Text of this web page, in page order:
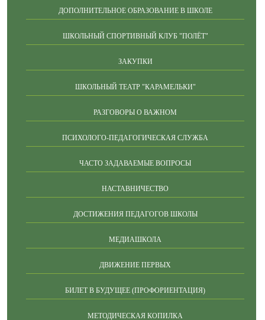
ДОПОЛНИТЕЛЬНОЕ ОБРАЗОВАНИЕ В ШКОЛЕ
ШКОЛЬНЫЙ СПОРТИВНЫЙ КЛУБ "ПОЛЁТ"
ЗАКУПКИ
ШКОЛЬНЫЙ ТЕАТР "КАРАМЕЛЬКИ"
РАЗГОВОРЫ О ВАЖНОМ
ПСИХОЛОГО-ПЕДАГОГИЧЕСКАЯ СЛУЖБА
ЧАСТО ЗАДАВАЕМЫЕ ВОПРОСЫ
НАСТАВНИЧЕСТВО
ДОСТИЖЕНИЯ ПЕДАГОГОВ ШКОЛЫ
МЕДИАШКОЛА
ДВИЖЕНИЕ ПЕРВЫХ
БИЛЕТ В БУДУЩЕЕ (ПРОФОРИЕНТАЦИЯ)
МЕТОДИЧЕСКАЯ КОПИЛКА